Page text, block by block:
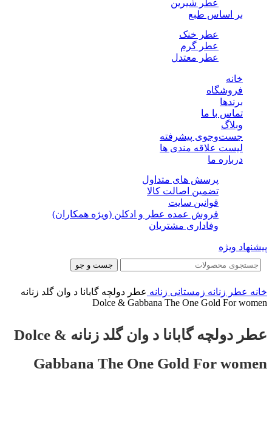
عطر شیرین
بر اساس طبع
عطر خنک
عطر گرم
عطر معتدل
خانه
فروشگاه
برندها
تماس با ما
وبلاگ
جست‌وجوی پیشرفته
لیست علاقه مندی ها
درباره ما
پرسش های متداول
تضمین اصالت کالا
قوانین سایت
فروش عمده عطر و ادکلن (ویژه همکاران)
وفاداری مشتریان
پیشنهاد ویژه
جست و جو
خانه عطر زنانه زمستانی زنانه عطر دولچه گابانا د وان گلد زنانه
Dolce & Gabbana The One Gold For women
عطر دولچه گابانا د وان گلد زنانه Dolce &
Gabbana The One Gold For women